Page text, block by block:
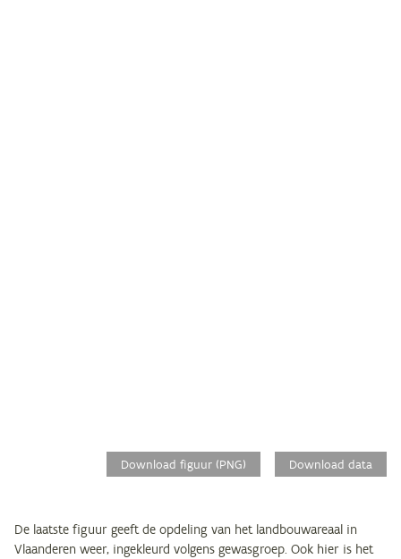
Download figuur (PNG) Download data
De laatste figuur geeft de opdeling van het landbouwareaal in
Vlaanderen weer, ingekleurd volgens gewasgroep. Ook hier is het